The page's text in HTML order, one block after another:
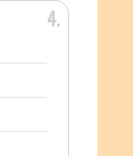
4